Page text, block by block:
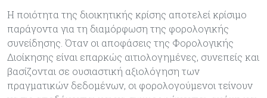
Η ποιότητα της διοικητικής κρίσης αποτελεί κρίσιμο
παράγοντα για τη διαμόρφωση της φορολογικής
συνείδησης. Όταν οι αποφάσεις της Φορολογικής
Διοίκησης είναι επαρκώς αιτιολογημένες, συνεπείς και
βασίζονται σε ουσιαστική αξιολόγηση των
πραγματικών δεδομένων, οι φορολογούμενοι τείνουν